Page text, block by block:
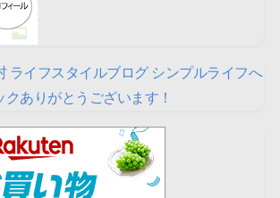
ありがとうございます！